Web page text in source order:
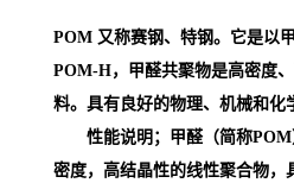
POM 又称赛钢、特钢。它是以
POM-H，甲醛共聚物是高密度
料。具有良好的物理、机械和化
性能说明；甲醛（简称
密度，高结晶性的线性聚合物，